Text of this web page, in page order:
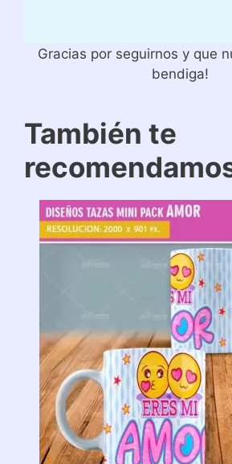
Gracias por seguirnos y que
bendiga!
También te